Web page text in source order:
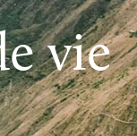
vie